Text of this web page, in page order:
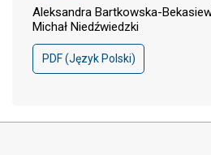
Aleksandra Bartkowska-
Michał Niedźwiedzki
PDF (Język Polski)